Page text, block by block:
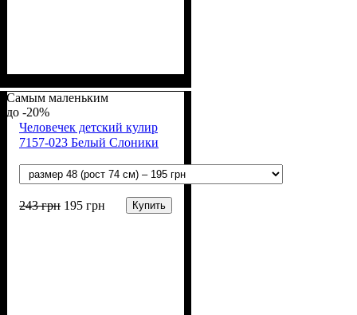
Самым маленьким
-20%
Человечек детский кулир
7157-023 Белый Слоники
243грн 195 грн Купить